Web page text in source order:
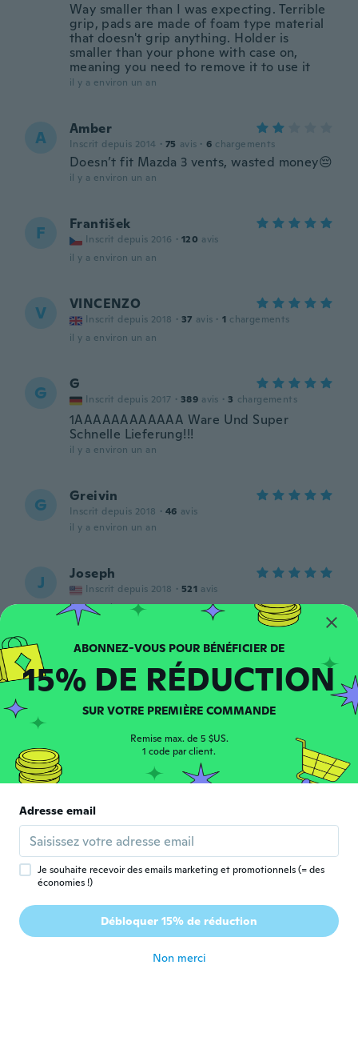
Way smaller than I was expecting. Terrible
grip, pads are made of foam type material
that doesn't grip anything. Holder is
smaller than your phone with case on,
meaning you need to remove it to use it
il y a environ un an
A Amber
Inscrit depuis 2014 · 75 avis · 6 chargements
Doesn’t fit Mazda 3 vents, wasted money😔
il y a environ un an
F František
Inscrit depuis 2016 · 120 avis
il y a environ un an
V VINCENZO
Inscrit depuis 2018 · 37 avis · 1 chargements
il y a environ un an
G G
Inscrit depuis 2017 · 389 avis · 3 chargements
1AAAAAAAAAAAA Ware Und Super
Schnelle Lieferung!!!
il y a environ un an
G Greivin
Inscrit depuis 2018 · 46 avis
il y a environ un an
J Joseph
Inscrit depuis 2018 · 521 avis
il y a environ un an
M Mo
Inscrit depuis 2020 · 191 avis 259 chargements
Not ok
il y a environ un an
M Mizgin Hasan
Inscrit depuis 2015 · 42
il y a environ un an
Inscrit depuis 2022 7 avis
15% DE RÉDUCTION
SUR VOTRE PREMIÈRE COMMANDE
Remise max. de 5 $US.
1 code par client.
Adresse email
Je souhaite recevoir des emails marketing et promotionnels (= des
économies !)
Débloquer 15% de réduction
Non merci